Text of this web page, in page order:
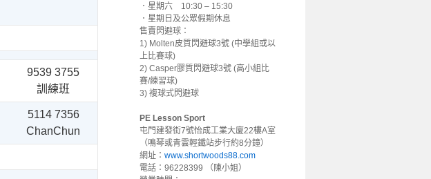
9539 3755
訓練班
5114 7356
ChanChun
．星期六 10:30 – 15:30
．星期日及公眾假期休息
售賣閃避球：
1) Molten皮質閃避球3號 (中學組或以
上比賽球)
2) Casper膠質閃避球3號 (高小組比
賽/練習球)
3) 複球式閃避球
PE Lesson Sport
屯門建發街7號怡成工業大廈22樓A室
（鳴琴或青雲輕鐵站步行約8分鐘）
網址： www.shortwoods88.com
電話：96228399 （陳小姐）